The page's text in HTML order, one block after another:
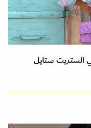
الستريت ستايل